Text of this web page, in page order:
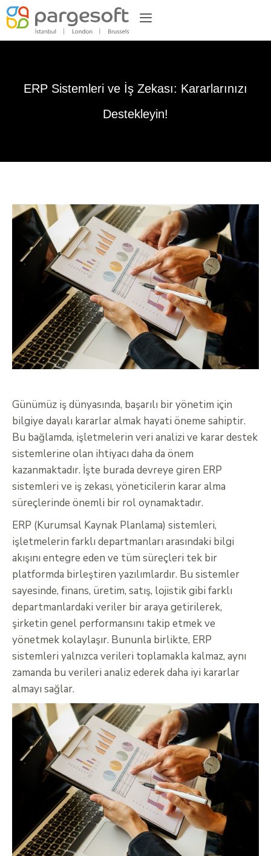
ERP Sistemleri ve İş Zekası: Kararlarınızı
Destekleyin!
Günümüz iş dünyasında, başarılı bir yönetim için
bilgiye dayalı kararlar almak hayati öneme sahiptir.
Bu bağlamda, işletmelerin veri analizi ve karar destek
sistemlerine olan ihtiyacı daha da önem
kazanmaktadır. İşte burada devreye giren ERP
sistemleri ve iş zekası, yöneticilerin karar alma
süreçlerinde önemli bir rol oynamaktadır.
ERP (Kurumsal Kaynak Planlama) sistemleri,
işletmelerin farklı departmanları arasındaki bilgi
akışını entegre eden ve tüm süreçleri tek bir
platformda birleştiren yazılımlardır. Bu sistemler
sayesinde, finans, üretim, satış, lojistik gibi farklı
departmanlardaki veriler bir araya getirilerek,
şirketin genel performansını takip etmek ve
yönetmek kolaylaşır. Bununla birlikte, ERP
sistemleri yalnızca verileri toplamakla kalmaz, aynı
zamanda bu verileri analiz ederek daha iyi kararlar
almayı sağlar.